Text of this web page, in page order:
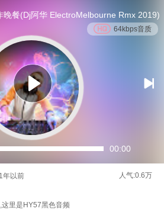
晚餐(Dj阿华 ElectroMelbourne Rmx 2019)
64kbps音质

00:00
1年以前 人气:0.6万
里是HY57黑色音频